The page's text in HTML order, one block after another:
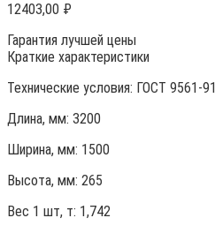
12403,00 ₽
Гарантия лучшей цены
Краткие характеристики
Технические условия: ГОСТ 9561-91
Длина, мм: 3200
Ширина, мм: 1500
Высота, мм: 265
Вес 1 шт, т: 1,742